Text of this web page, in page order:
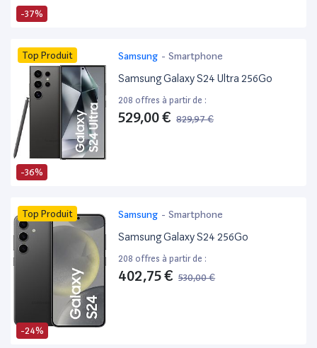
-37%
-36%
Top Produit Samsung - Smartphone
Samsung Galaxy S24 Ultra 256Go
208 offres à partir de :
529,00 € 829,97 €
-24%
Top Produit Samsung - Smartphone
Samsung Galaxy S24 256Go
208 offres à partir de :
402,75 € 530,00 €